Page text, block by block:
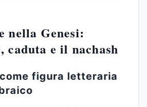
nella Genesi:
caduta e il nachash
figura letteraria